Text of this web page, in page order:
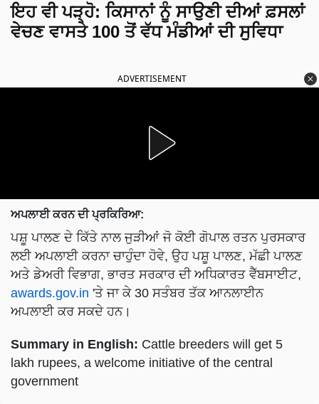
ਇਹ ਵੀ ਪੜ੍ਹੋ:ਕਿਸਾਨਾਂ ਨੂੰ ਸਾਉਣੀ ਦੀਆਂ ਫ਼ਸਲਾਂ
ਵੇਚਣ ਵਾਸਤੇ 100 ਤੋਂ ਵੱਧ ਮੰਡੀਆਂ ਦੀ ਸੁਵਿਧਾ
ADVERTISEMENT
ਅਪਲਾਈ ਕਰਨ ਦੀ ਪ੍ਰਕਿਰਿਆ:
ਪਸ਼ੂ ਪਾਲਣ ਦੇ ਕਿੱਤੇ ਨਾਲ ਜੁੜੀਆਂ ਜੋ ਕੋਈ ਗੋਪਾਲ ਰਤਨ ਪੁਰਸਕਾਰ
ਲਈ ਅਪਲਾਈ ਕਰਨਾ ਚਾਹੁੰਦਾ ਹੋਵੇ, ਉਹ ਪਸ਼ੂ ਪਾਲਣ, ਮੱਛੀ ਪਾਲਣ
ਅਤੇ ਡੇਅਰੀ ਵਿਭਾਗ, ਭਾਰਤ ਸਰਕਾਰ ਦੀ ਅਧਿਕਾਰਤ ਵੈੱਬਸਾਈਟ,
awards.gov.in 'ਤੇ ਜਾ ਕੇ 30 ਸਤੰਬਰ ਤੱਕ ਆਨਲਾਈਨ
ਅਪਲਾਈ ਕਰ ਸਕਦੇ ਹਨ।
Summary in English: Cattle breeders will get 5
lakh rupees, a welcome initiative of the central
government